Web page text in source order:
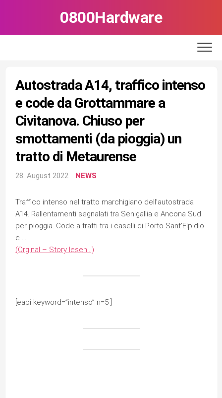
0800Hardware
Autostrada A14, traffico intenso
e code da Grottammare a
Civitanova. Chiuso per
smottamenti (da pioggia) un
tratto di Metaurense
28. August 2022 NEWS
Traffico intenso nel tratto marchigiano dell’autostrada
A14. Rallentamenti segnalati tra Senigallia e Ancona Sud
per pioggia. Code a tratti tra i caselli di Porto Sant’Elpidio
e …
(Orginal – Story lesen…)
[eapi keyword=”intenso” n=5 ]